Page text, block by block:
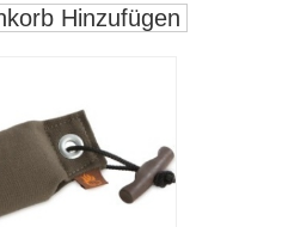
Hinzufügen